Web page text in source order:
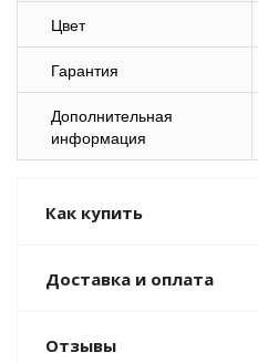
Цвет
Гарантия
Дополнительная
информация
Как купить
Доставка и оплата
Отзывы